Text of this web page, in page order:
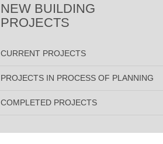
NEW BUILDING
PROJECTS
CURRENT PROJECTS
PROJECTS IN PROCESS OF PLANNING
COMPLETED PROJECTS